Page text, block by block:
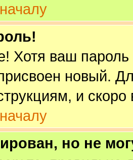
Хотя ваш
новый.
и
но не